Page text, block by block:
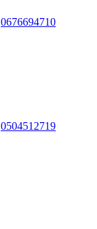
0676694710
0504512719